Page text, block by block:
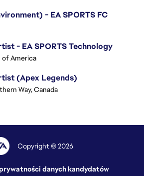
- EA SPORTS FC
- EA SPORTS Technology
of America
(Apex Legends)
Way, Canada
Copyright © 2026
danych kandydatów